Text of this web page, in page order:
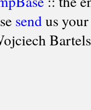
sendus your